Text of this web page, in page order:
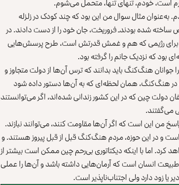
مثال سوال من این بود که چند کودک در زلزله
ناقص ساخته شده بودند‌ـ فروریخت، جان خود را از دست دادند. در
برای رژیمی که هم و غمش قدرتش است، طرح پرسش‌هایی
بود که نزدیک جانم را گرفته بود.
هنگ‌کنگ باید بدانند که ترس آن‌ها از دولت متجاوز و
هنگ‌کنگ، همان‌ لحظه‌ای که به آن‌ها دستور داده شود
دولت چین که در این کشور زندانی شده‌اند، اگر می‌توانستند
می‌گفتند.
من این است که اگر آن‌ها مقاومت کنند، می‌توانند نبازند.
و در این حوزه، مردم هنگ‌کنگ قبل از قبل پیروز هستند. و
کرد. اما با اینکه دیکتاتوری بی‌رحم چین ممکن است بیشتر از
طبیعت انسان است که آرمان‌هایی داشته باشد و آن‌ها را عملی
زود دارد ولی اجتناب‌ناپذیر است.